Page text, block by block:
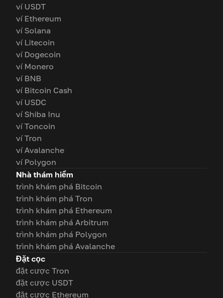
ví USDT
ví Ethereum
ví Solana
ví Litecoin
ví Dogecoin
ví Monero
ví BNB
ví Bitcoin Cash
ví USDC
ví Shiba Inu
ví Toncoin
ví Tron
ví Avalanche
ví Polygon
Nhà thám hiểm
trình khám phá Bitcoin
trình khám phá Tron
trình khám phá Ethereum
trình khám phá Arbitrum
trình khám phá Polygon
trình khám phá Avalanche
Đặt cọc
đặt cược Tron
đặt cược USDT
đặt cược Ethereum